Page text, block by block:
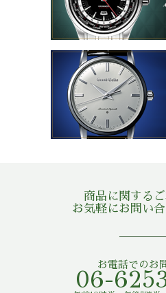
商品に関するご
お気軽にお問い
お電話でのお
06-